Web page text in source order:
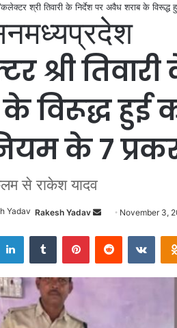
कलेक्‍टर श्री तिवारी के निर्देश पर अवैध शराब के विरूद्ध
मध्यप्रदेश
श्री
विरूद्ध हुई
के 7
से राकेश यादव
Rakesh Yadav
n
d
a
November 3,